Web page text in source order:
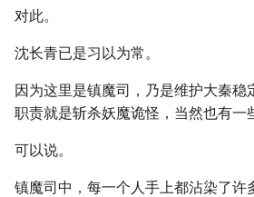
对此。
沈长青已是习以为常。
因为这里是镇魔司，乃是维护大秦稳
职责就是斩杀妖魔诡怪，当然也有一
可以说。
镇魔司中，每一个人手上都沾染了许